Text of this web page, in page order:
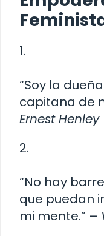
1.
“Soy la
capitana de
Ernest Henley
2.
“No hay
que puedan
mi mente.” –